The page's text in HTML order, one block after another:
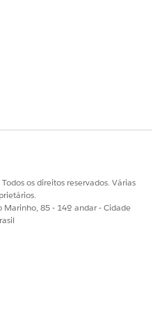
os direitos reservados. Várias
Marinho, 85 - 14º andar - Cidade